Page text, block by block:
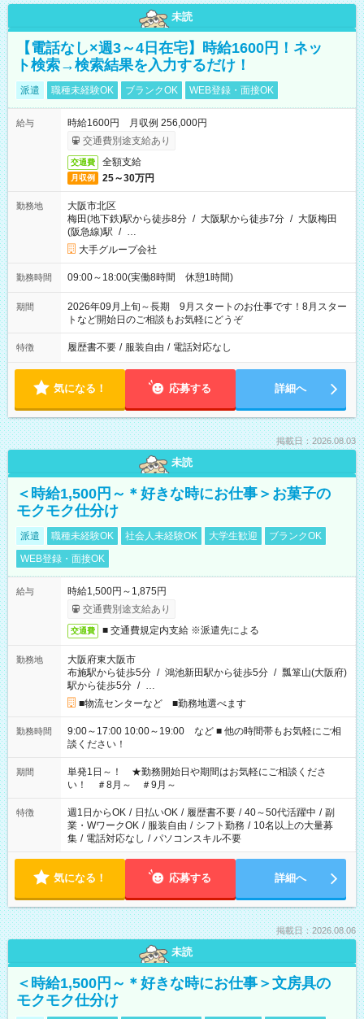
未読
【電話なし×週3～4日在宅】時給1600円！ネッ
ト検索→検索結果を入力するだけ！
派遣 職種未経験OK ブランクOK WEB登録・面接OK
給与
時給1600円 月収例 256,000円
交通費別途支給あり
交通費 全額支給
月収例 25～30万円
勤務地
大阪市北区
梅田(地下鉄)駅から徒歩8分 / 大阪駅から徒歩7分 / 大阪梅田
(阪急線)駅 / …
大手グループ会社
勤務時間 09:00～18:00(実働8時間 休憩1時間)
期間
2026年09月上旬～長期 9月スタートのお仕事です！8月スター
トなど開始日のご相談もお気軽にどうぞ
特徴 履歴書不要 / 服装自由 / 電話対応なし
気になる！ 応募する 詳細へ
掲載日：2026.08.03
未読
＜時給1,500円～＊好きな時にお仕事＞お菓子の
モクモク仕分け
派遣 職種未経験OK 社会人未経験OK 大学生歓迎
ブランクOK
WEB登録・面接OK
給与
時給1,500円～1,875円
交通費別途支給あり
交通費 ■ 交通費規定内支給 ※派遣先による
勤務地
大阪府東大阪市
布施駅から徒歩5分 / 鴻池新田駅から徒歩5分 / 瓢箪山(大阪府)
駅から徒歩5分 / …
■物流センターなど ■勤務地選べます
勤務時間
9:00～17:00 10:00～19:00 など ■ 他の時間帯もお気軽にご相
談ください！
期間
単発1日～！ ★勤務開始日や期間はお気軽にご相談くださ
い！ ＃8月～ ＃9月～
特徴 週1日からOK / 日払いOK / 履歴書不要 / 40～50代活躍中 / 副
業・WワークOK / 服装自由 / シフト勤務 / 10名以上の大量募
集 / 電話対応なし / パソコンスキル不要
気になる！ 応募する 詳細へ
掲載日：2026.08.06
未読
＜時給1,500円～＊好きな時にお仕事＞文房具の
モクモク仕分け